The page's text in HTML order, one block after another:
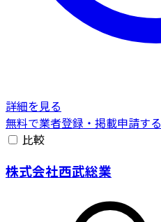
詳細を見る
無料で業者登録・掲載申請する
比較
株式会社西武総業